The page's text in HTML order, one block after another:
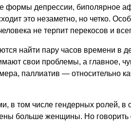
формы депрессии, биполярное
это незаметно, но четко.
не терпит перекосов и
найти пару часов времени в
свои проблемы, а главное,
паллиатив — относительно
в том числе гендерных ролей,
больше женщины. Но говорить